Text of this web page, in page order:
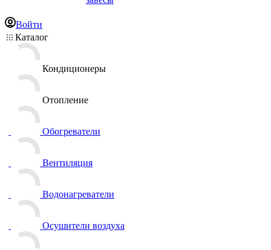
Войти
Каталог
Кондиционеры
Отопление
Обогреватели
Вентиляция
Водонагреватели
Осушители воздуха